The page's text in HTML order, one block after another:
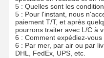
5 : Quelles sont les
5 : Pour l'instant, nous
paiement T/T, et après
pourrons traiter avec L/C à
6 : Comment expédiez-
6 : Par mer, par air ou par
DHL, FedEx, UPS, etc.